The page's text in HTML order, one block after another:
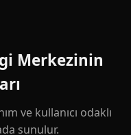
Merkezinin
ve kullanıcı odaklı
sunulur.